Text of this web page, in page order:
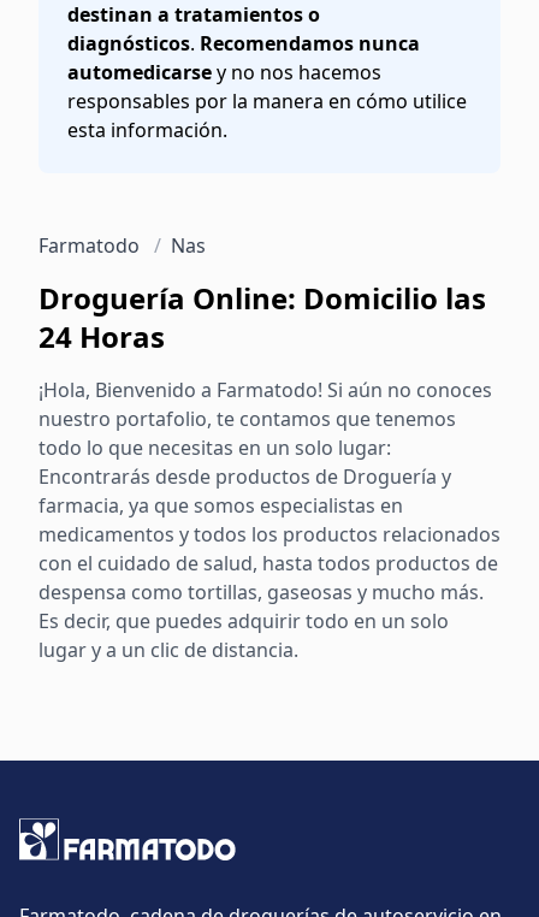
destinan a tratamientos o
diagnósticos. Recomendamos nunca
automedicarsey no nos hacemos
responsables por la manera en cómo utilice
esta información.
Farmatodo / Nas
Droguería Online: Domicilio las
24 Horas
¡Hola, Bienvenido a Farmatodo! Si aún no conoces
nuestro portafolio, te contamos que tenemos
todo lo que necesitas en un solo lugar:
Encontrarás desde productos de Droguería y
farmacia, ya que somos especialistas en
medicamentos y todos los productos relacionados
con el cuidado de salud, hasta todos productos de
despensa como tortillas, gaseosas y mucho más.
Es decir, que puedes adquirir todo en un solo
lugar y a un clic de distancia.